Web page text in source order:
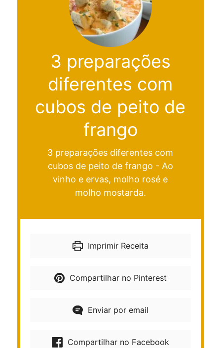
3 preparações
diferentes com
cubos de peito de
frango
3 preparações diferentes com
cubos de peito de frango - Ao
vinho e ervas, molho rosé e
molho mostarda.
Imprimir Receita
Compartilhar no Pinterest
Enviar por email
Compartilhar no Facebook